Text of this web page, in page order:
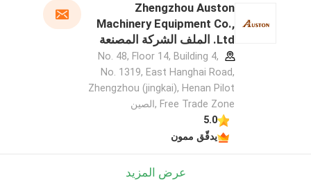
Zhengzhou Auston
Machinery Equipment Co.,
Ltd. الملف الشركة المصنعة
No. 48, Floor 14, Building 4,
No. 1319, East Hanghai Road,
Zhengzhou (jingkai), Henan Pilot
Free Trade Zone ,الصين
5.0
يدقّق ممون
عرض المزيد